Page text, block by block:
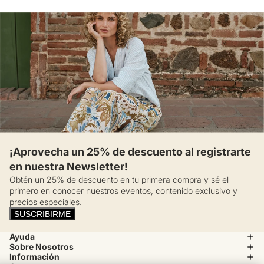
¡Aprovecha un 25% de descuento al registrarte
en nuestra Newsletter!
Obtén un 25% de descuento en tu primera compra y sé el
primero en conocer nuestros eventos, contenido exclusivo y
precios especiales.
SUSCRIBIRME
Ayuda
Sobre Nosotros
Información